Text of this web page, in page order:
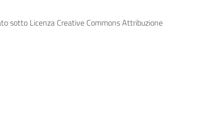
sotto Licenza Creative Commons Attribuzione